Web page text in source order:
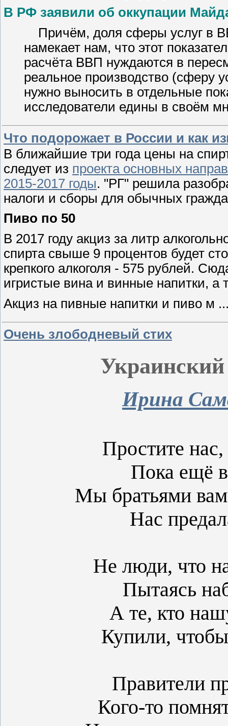
В РФ заявили об оккупации
Причём, доля сферы услуг в
намекает нам, что этот
расчёта ВВП нуждаются в
реальное производство (сферу
нужно выносить в отдельные
исследователи едины в своём
Что подорожает в России и как
В ближайшие три года цены на
следует из проекта основных
2015-2017 годы. "РГ" решила
налоги и сборы для обычных
Пиво по 50
В 2017 году акциз за литр
спирта свыше 9 процентов будет
крепкого алкоголя - 575 рублей.
игристые вина и винные напитки, а
Акциз на пивные напитки и пиво м
Очень злободневый стих
Украинский
Ирина
Простите
Пока ещё
Мы братьями
Нас
Не люди, что
Пытаясь
А те, кто
Купили,
Правители
Кого-то